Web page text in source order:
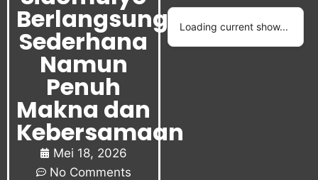
Berlangsung
Sederhana
Namun
Penuh
Makna dan
Kebersamaan
Mei 18, 2026
No Comments
Loading current show...